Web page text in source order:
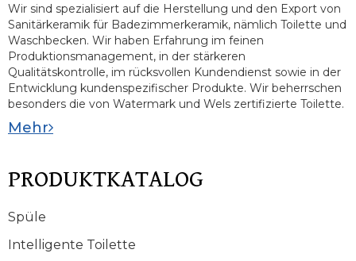
Wir sind spezialisiert auf die Herstellung und den Export von
Sanitärkeramik für Badezimmerkeramik, nämlich Toilette und
Waschbecken. Wir haben Erfahrung im feinen
Produktionsmanagement, in der stärkeren
Qualitätskontrolle, im rücksvollen Kundendienst sowie in der
Entwicklung kundenspezifischer Produkte. Wir beherrschen
besonders die von Watermark und Wels zertifizierte Toilette.
Mehr
PRODUKTKATALOG
Spüle
Intelligente Toilette